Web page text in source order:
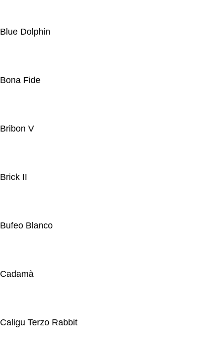
Blue Dolphin
Bona Fide
Bribon V
Brick II
Bufeo Blanco
Cadamà
Caligu Terzo Rabbit